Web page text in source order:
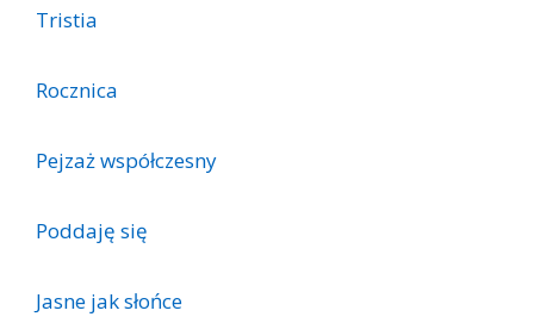
Tristia
Rocznica
Pejzaż współczesny
Poddaję się
Jasne jak słońce